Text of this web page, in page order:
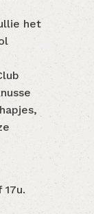
het